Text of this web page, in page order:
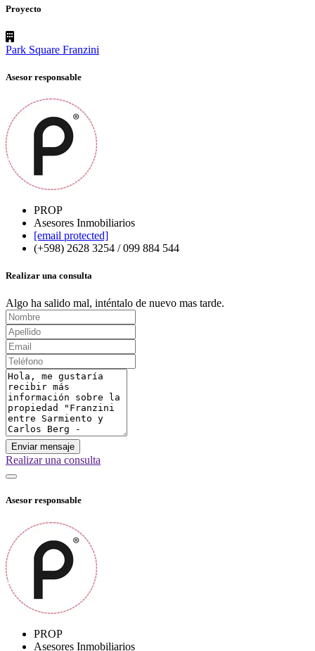
Proyecto
Park Square Franzini
Asesor responsable
PROP
Asesores Inmobiliarios
[email protected]
(+598) 2628 3254 / 099 884 544
Realizar una consulta
Algo ha salido mal, inténtalo de nuevo mas tarde.
Enviar mensaje
Realizar una consulta
Asesor responsable
PROP
Asesores Inmobiliarios